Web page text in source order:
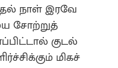
நாள் இரவே
சோற்றுத்
குடல்
மிகச்